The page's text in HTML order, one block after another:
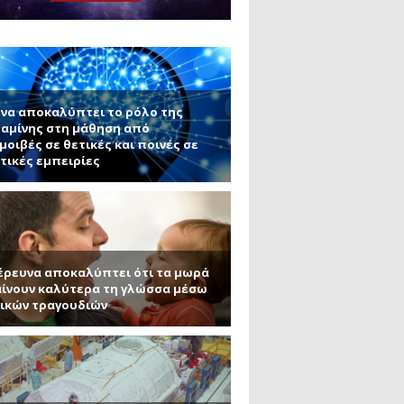
εφαρμογές τους (Μέρος 2)
και πυριτένιο (Μέρος
ΜΙΤ)
ΑΠΘ)
αποκαλύπτει το ρόλο της
στη μάθηση από
σε θετικές και ποινές σε
εμπειρίες
αποκαλύπτει ότι τα μωρά
καλύτερα τη γλώσσα μέσω
τραγουδιών